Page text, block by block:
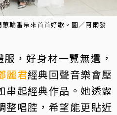
輪番帶來首首好歌。圖／阿爾發
服，好身材一覽無遺，
麗君經典回聲音樂會壓
串起經典作品。她透露
整唱腔，希望能更貼近